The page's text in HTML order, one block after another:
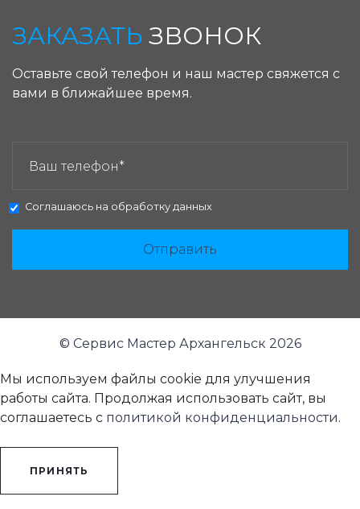
ЗАКАЗАТЬ ЗВОНОК
Оставьте свой телефон и наш мастер свяжется с
вами в ближайшее время.
Соглашаюсь на обработку данных
Отправить
© Сервис Мастер Архангельск 2026
Мы используем файлы cookie для улучшения
работы сайта. Продолжая использовать сайт, вы
соглашаетесь с политикой конфиденциальности.
ПРИНЯТЬ